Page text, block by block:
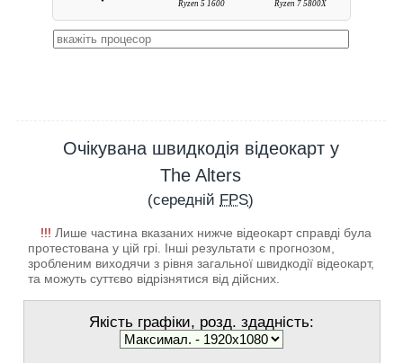
Ryzen 5 1600 Ryzen 7 5800X
Очікувана швидкодія відеокарт у
The Alters
(середній FPS)
!!! Лише частина вказаних нижче відеокарт справді була
протестована у цій грі. Інші результати є прогнозом,
зробленим виходячи з рівня загальної швидкодії відеокарт,
та можуть суттєво відрізнятися від дійсних.
Якість графіки, розд. здадність: